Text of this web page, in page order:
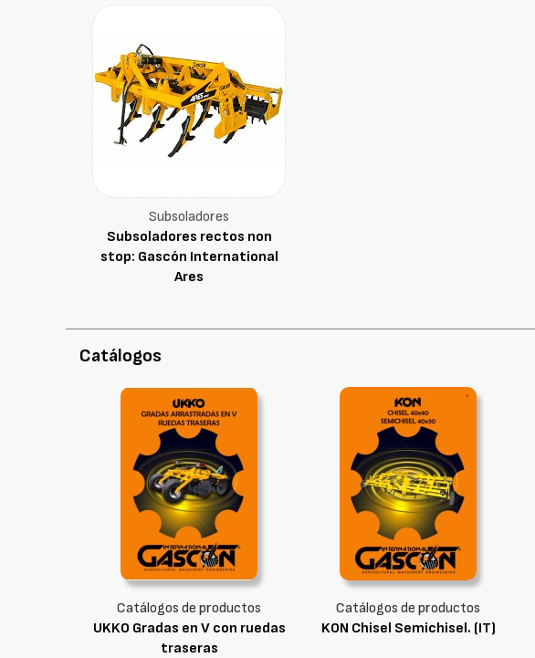
Subsoladores
Subsoladores rectos non
stop: Gascón International
Ares
Catálogos
Catálogos de productos
UKKO Gradas en V con ruedas
traseras
Catálogos de productos
KON Chisel Semichisel. (IT)